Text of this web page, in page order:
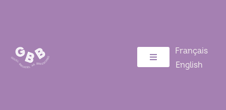
Français
English